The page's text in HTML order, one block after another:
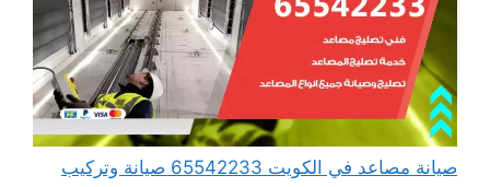
صيانة مصاعد في الكويت 65542233 صيانة وتركيب